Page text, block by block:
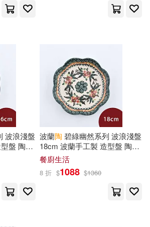
陶延リュウ(19)
一智和智(18)
(18)
金正昆(18)
·奧斯本(18)
學出版社(58)
(58)
出版社(58)
知識產權出版社(56)
波浪淺盤
盤 陶瓷
波蘭陶 碧綠幽然系列 波浪淺盤
18cm 波蘭手工製 造型盤 陶瓷
盤 菜盤 水果盤 沙拉盤
餐廚生活
8 折 $1088 $1360